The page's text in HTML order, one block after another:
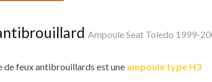
Ampoule Seat Toledo 1999-
de feux antibrouillards est une ampoule type H3